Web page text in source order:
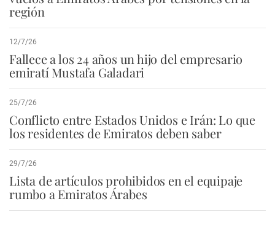
región
12/7/26
Fallece a los 24 años un hijo del empresario
emiratí Mustafa Galadari
25/7/26
Conflicto entre Estados Unidos e Irán: Lo que
los residentes de Emiratos deben saber
29/7/26
Lista de artículos prohibidos en el equipaje
rumbo a Emiratos Árabes